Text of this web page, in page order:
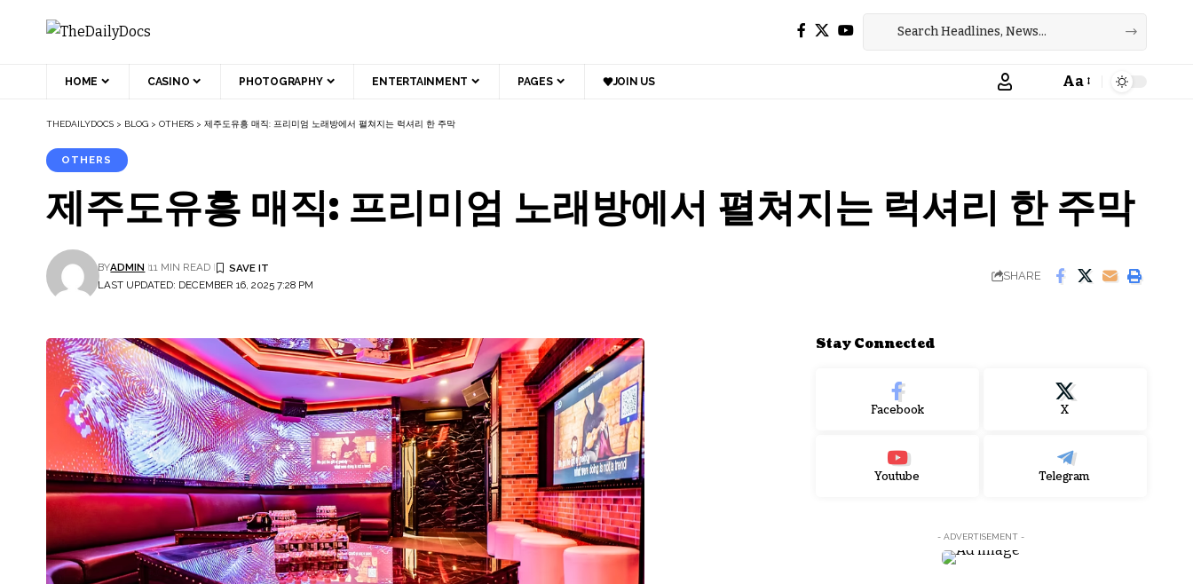
HOME CASINO PHOTOGRAPHY ENTERTAINMENT PAGES JOIN US Aa
THEDAILYDOCS > BLOG > OTHERS > 제주도유흥 매직: 프리미엄 노래방에서 펼쳐지는 럭셔리 한 주막
OTHERS
제주도유흥 매직: 프리미엄 노래방에서 펼쳐지는 럭셔리 한 주막
LAST UPDATED: DECEMBER 16, 2025 7:28 PM
BYADMIN 11 MIN READ
SHARE
Stay Connected
Facebook X
Youtube Telegram
- ADVERTISEMENT -